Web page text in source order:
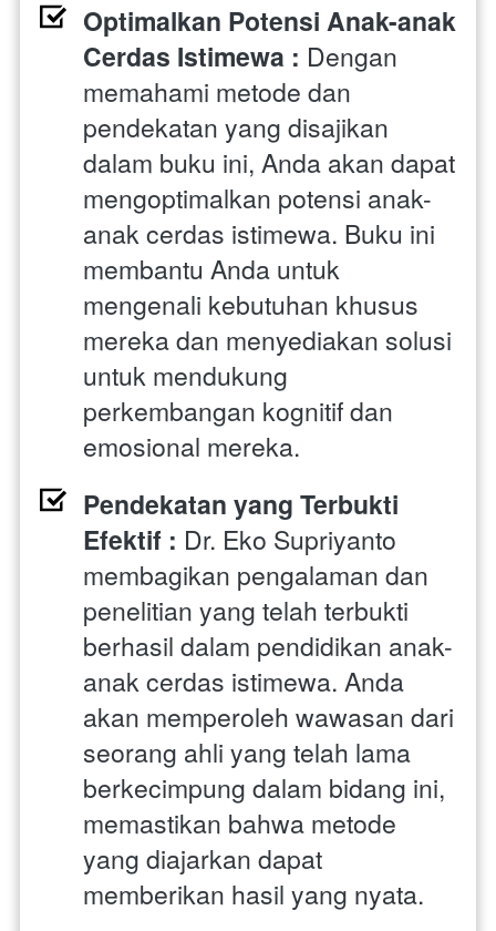
Optimalkan Potensi Anak-anak
Cerdas Istimewa : Dengan
memahami metode dan
pendekatan yang disajikan
dalam buku ini, Anda akan dapat
mengoptimalkan potensi anak-
anak cerdas istimewa. Buku ini
membantu Anda untuk
mengenali kebutuhan khusus
mereka dan menyediakan solusi
untuk mendukung
perkembangan kognitif dan
emosional mereka.
Pendekatan yang Terbukti
Efektif : Dr. Eko Supriyanto
membagikan pengalaman dan
penelitian yang telah terbukti
berhasil dalam pendidikan anak-
anak cerdas istimewa. Anda
akan memperoleh wawasan dari
seorang ahli yang telah lama
berkecimpung dalam bidang ini,
memastikan bahwa metode
yang diajarkan dapat
memberikan hasil yang nyata.